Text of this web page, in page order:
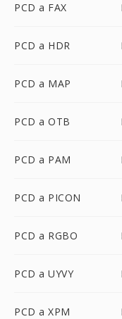
PCD a FAX
PCD a HDR
PCD a MAP
PCD a OTB
PCD a PAM
PCD a PICON
PCD a RGBO
PCD a UYVY
PCD a XPM